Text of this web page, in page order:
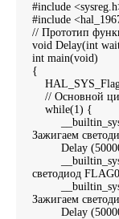
#include
#include
// Прототип
void Delay(int
int main(void)
{
// Основной
while(1) {
Зажигаем
Delay
светодиод
Зажигаем
Delay